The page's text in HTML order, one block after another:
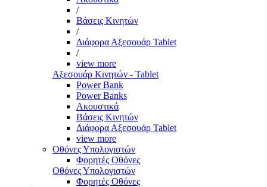
/
Βάσεις Κινητών
/
Διάφορα Αξεσουάρ Tablet
/
view more
Αξεσουάρ Κινητών - Tablet
Power Bank
Power Banks
Ακουστικά
Βάσεις Κινητών
Διάφορα Αξεσουάρ Tablet
view more
Οθόνες Υπολογιστών
Φορητές Οθόνες
Οθόνες Υπολογιστών
Φορητές Οθόνες